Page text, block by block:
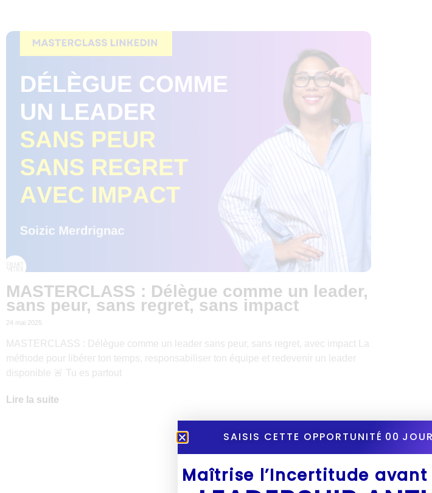
MASTERCLASS : Délègue comme un leader,
sans peur, sans regret, sans impact
24 mai 2025
MASTERCLASS : Délègue comme un leader sans peur, sans regret, avec impact La
méthode pour libérer ton temps, responsabiliser ton équipe et redevenir un leader
disponible 🚨 Tu es partout
Lire la suite
SAISIS CETTE OPPORTUNITÉ 00
Maîtrise l’Incertitude avant